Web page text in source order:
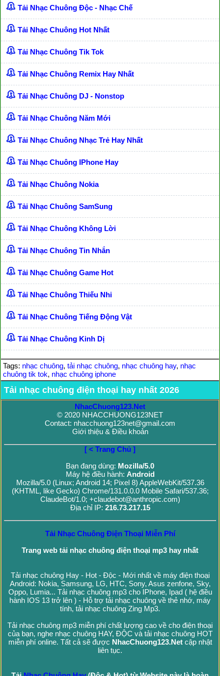
Tải Nhạc Chuông Độc - Nhạc Chế
Tải Nhạc Chuông Hot Nhất
Tải Nhạc Chuông Tik Tok
Tải Nhạc Chuông Remix Hay Nhất
Tải Nhạc Chuông DJ - Nonstop
Tải Nhạc Chuông Năm Mới
Tải Nhạc Chuông Nhạc Trẻ Hay Nhất
Tải Nhạc Chuông IPhone Hay
Tải Nhạc Chuông Nokia
Tải Nhạc Chuông SamSung
Tải Nhạc Chuông Không Lời
Tải Nhạc Chuông Tin Nhắn
Tải Nhạc Chuông Game Hot
Tải Nhạc Chuông Thiếu Nhi
Tải Nhạc Chuông Tiếng Động Vật
Tải Nhạc Chuông Kinh Dị
Tags: nhạc chuông, tải nhạc chuông, nhạc chuông hay, nhạc
chuông tik tok, nhạc chuông iphone
Tải nhạc chuông điện thoại hay nhất 2026
NhacChuong123.Net
© 2020 NHACCHUONG123NET
Contact: nhacchuong123net@gmail.com
Giới thiệu & Điều khoản
[ < Trang Chủ ]
Bạn đang dùng: Mozilla/5.0
Máy hệ điều hành: Android
Mozilla/5.0 (Linux; Android 14; Pixel 8) AppleWebKit/537.36
(KHTML, like Gecko) Chrome/131.0.0.0 Mobile Safari/537.36;
ClaudeBot/1.0; +claudebot@anthropic.com)
Địa chỉ IP: 216.73.217.15
Tải Nhạc Chuông Điện Thoại Miễn Phí
Trang web tải nhạc chuông điện thoại mp3 hay nhất
Tải nhạc chuông Hay - Hot - Độc - Mới nhất về máy điện thoại
Android: Nokia, Samsung, LG, HTC, Sony, Asus zenfone, Sky,
Oppo, Lumia... Tải nhạc chuông mp3 cho IPhone, Ipad ( hệ điều
hành IOS 13 trở lên ) - Hỗ trợ tải nhạc chuông về thẻ nhớ, máy
tính, tải nhạc chuông Zing Mp3.
Tải nhạc chuông mp3 miễn phí chất lượng cao về cho điện thoại
của bạn, nghe nhạc chuông HAY, ĐỘC và tải nhạc chuông HOT
miễn phí online. Tất cả sẽ được NhacChuong123.Netcập nhật
liên tục.